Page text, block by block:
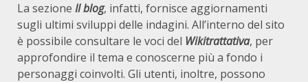
La sezione Il blog, infatti, fornisce aggiornamenti
sugli ultimi sviluppi delle indagini. All’interno del sito
è possibile consultare le voci del Wikitrattativa, per
approfondire il tema e conoscerne più a fondo i
personaggi coinvolti. Gli utenti, inoltre, possono